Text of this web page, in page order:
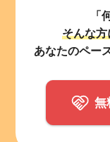
「
そんな方
あなたのペー
無